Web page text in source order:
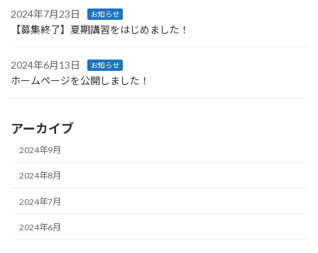
2024年7月23日 お知らせ
【募集終了】夏期講習をはじめました！
2024年6月13日 お知らせ
ホームページを公開しました！
アーカイブ
2024年9月
2024年8月
2024年7月
2024年6月